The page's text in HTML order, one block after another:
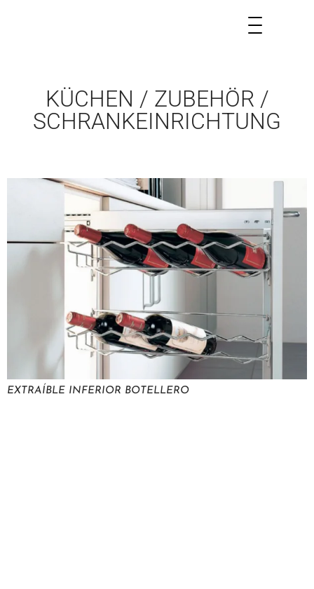
KÜCHEN / ZUBEHÖR /
SCHRANKEINRICHTUNG
EXTRAÍBLE INFERIOR BOTELLERO